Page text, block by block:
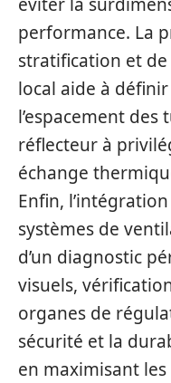
éviter la
performance. La
stratification et
local aide à
l’espacement
réflecteur à
échange
Enfin,
systèmes de
d’un diagnostic
visuels,
organes de
sécurité et la
en maximisant